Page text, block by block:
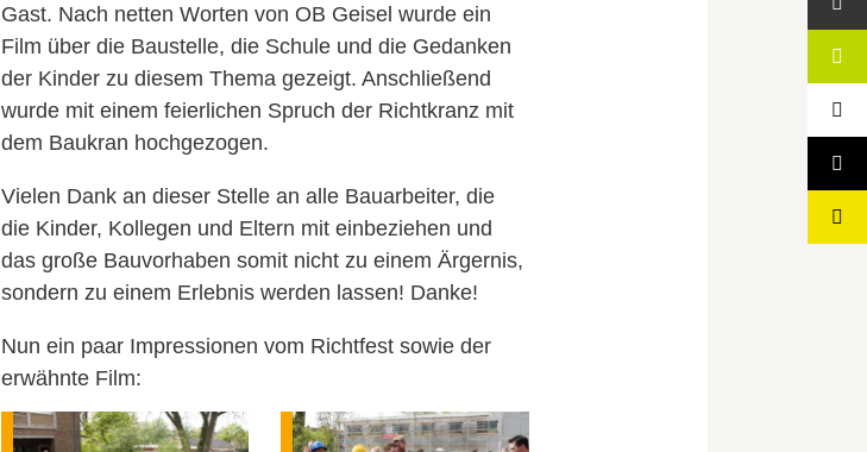
Gast. Nach netten Worten von OB Geisel wurde ein
Film über die Baustelle, die Schule und die Gedanken
der Kinder zu diesem Thema gezeigt. Anschließend
wurde mit einem feierlichen Spruch der Richtkranz mit
dem Baukran hochgezogen.
Vielen Dank an dieser Stelle an alle Bauarbeiter, die
die Kinder, Kollegen und Eltern mit einbeziehen und
das große Bauvorhaben somit nicht zu einem Ärgernis,
sondern zu einem Erlebnis werden lassen! Danke!
Nun ein paar Impressionen vom Richtfest sowie der
erwähnte Film: